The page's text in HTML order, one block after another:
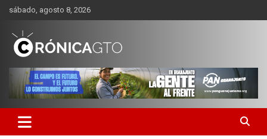
Saltar
contenido
sábado, agosto 8, 2026
CRONICA GUANAJUATO